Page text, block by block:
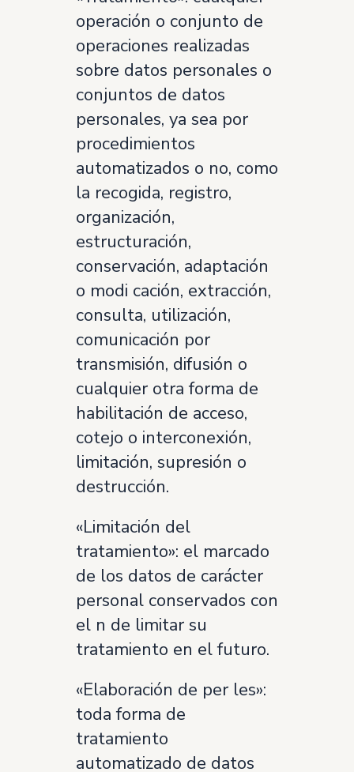
operación o conjunto de
operaciones realizadas
sobre datos personales o
conjuntos de datos
personales, ya sea por
procedimientos
automatizados o no, como
la recogida, registro,
organización,
estructuración,
conservación, adaptación
o modi cación, extracción,
consulta, utilización,
comunicación por
transmisión, difusión o
cualquier otra forma de
habilitación de acceso,
cotejo o interconexión,
limitación, supresión o
destrucción.
«Limitación del
tratamiento»: el marcado
de los datos de carácter
personal conservados con
el n de limitar su
tratamiento en el futuro.
«Elaboración de per les»:
toda forma de
tratamiento
automatizado de datos